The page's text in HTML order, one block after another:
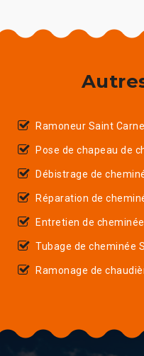
Ramoneur Saint Carne
Pose de chapeau de
Débistrage de
Réparation de
Entretien de
Tubage de cheminée
Ramonage de